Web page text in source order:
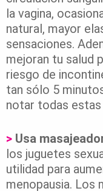
la vagina,
natural, mayor
sensaciones.
mejoran tu salud
riesgo de
tan sólo 5
notar todas estas
> Usa
los juguetes
utilidad para
menopausia. Los